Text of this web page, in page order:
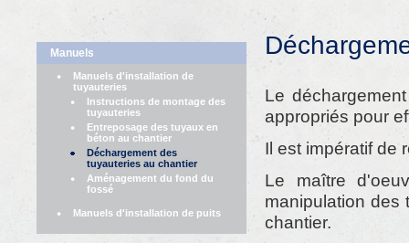
Manuels
Manuels d'installation de
tuyauteries
Instructions de montage des
tuyauteries
Entreposage des tuyaux en
béton au chantier
Déchargement des
tuyauteries au chantier
Aménagement du fond du
fossé
Manuels d'installation de puits
Le
appropriés pour
Il est impératif de
Le maître
manipulation des
chantier.